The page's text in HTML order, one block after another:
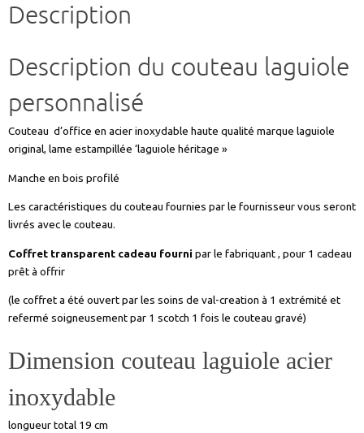
Description
Description du couteau laguiole
personnalisé
Couteau d’office en acier inoxydable haute qualité marque laguiole
original, lame estampillée ‘laguiole héritage »
Manche en bois profilé
Les caractéristiques du couteau fournies par le fournisseur vous seront
livrés avec le couteau.
Coffret transparent cadeau fourni par le fabriquant , pour 1 cadeau
prêt à offrir
(le coffret a été ouvert par les soins de val-creation à 1 extrémité et
refermé soigneusement par 1 scotch 1 fois le couteau gravé)
Dimension couteau laguiole acier
inoxydable
longueur total 19 cm